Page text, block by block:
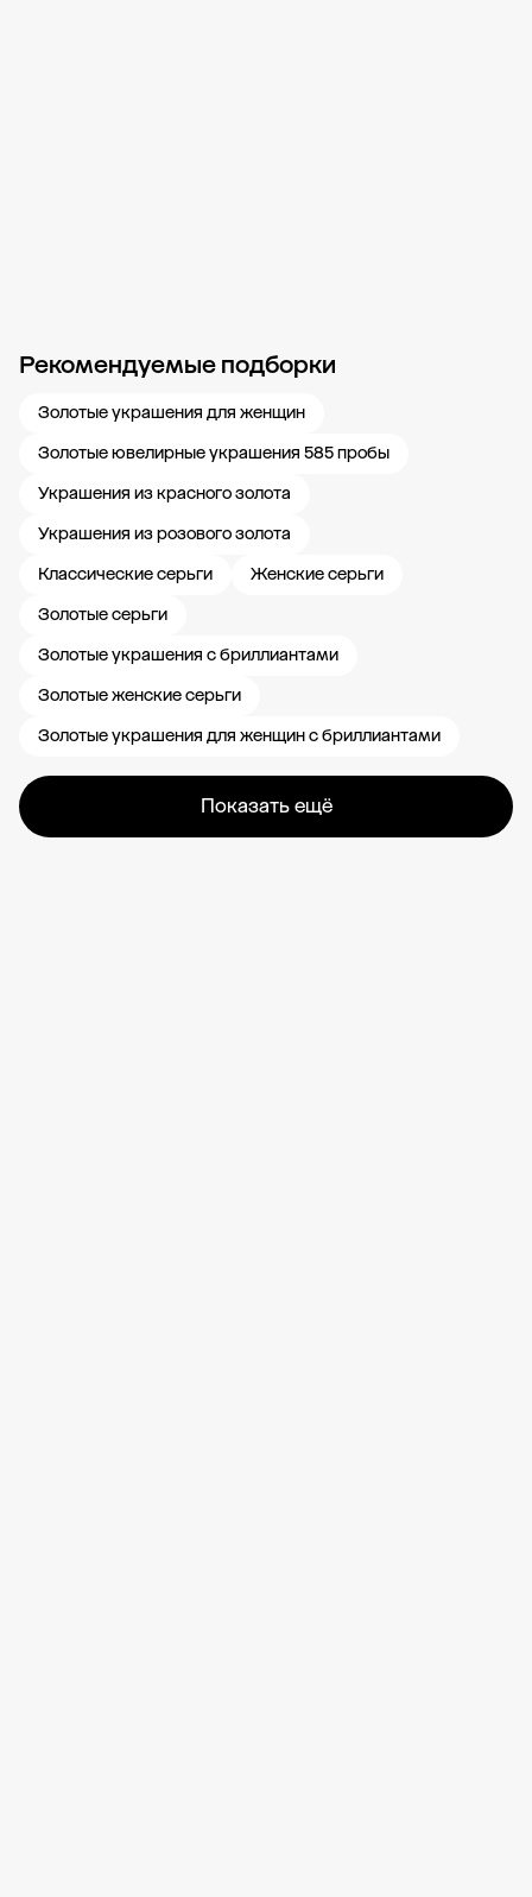
Рекомендуемые подборки
Золотые украшения для женщин
Золотые ювелирные украшения 585 пробы
Украшения из красного золота
Украшения из розового золота
Классические серьги
Женские серьги
Золотые серьги
Золотые украшения с бриллиантами
Золотые женские серьги
Золотые украшения для женщин с бриллиантами
Показать ещё
Новости компании Журнал ЗОЛОТОЙ Блог